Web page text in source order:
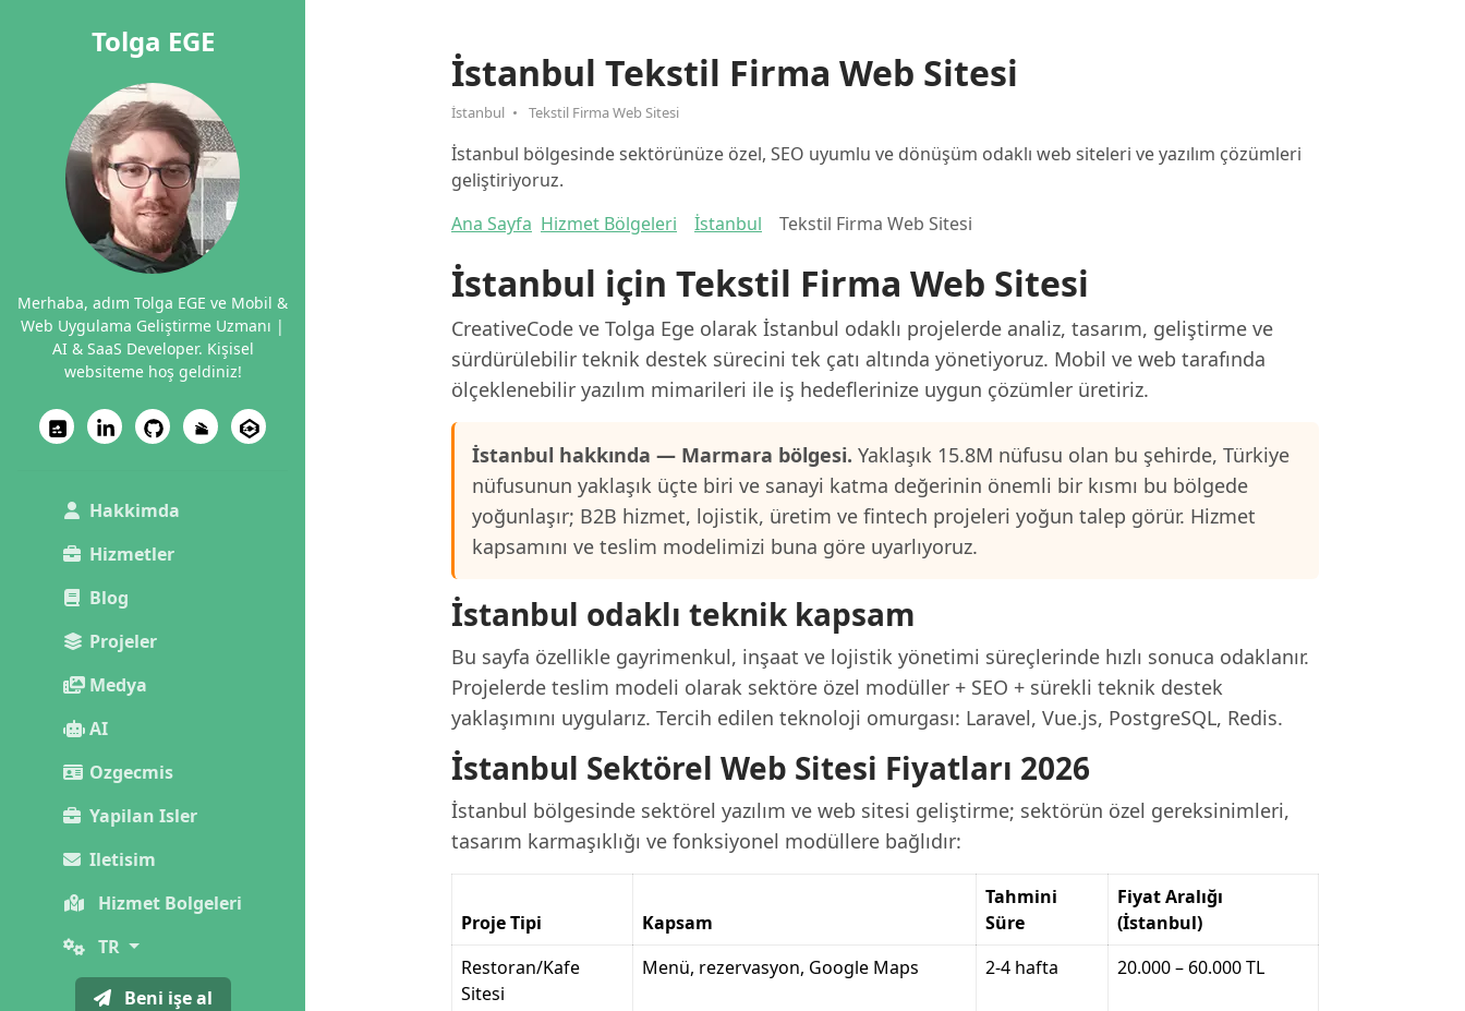
Tolga EGE
Merhaba, adım Tolga EGE ve Mobil &
Web Uygulama Geliştirme Uzmanı |
AI & SaaS Developer. Kişisel
websiteme hoş geldiniz!
Hakkimda
Hizmetler
Blog
Projeler
Medya
AI
Ozgecmis
Yapilan Isler
Iletisim
Hizmet Bolgeleri
TR
Beni işe al
İstanbul Tekstil Firma Web Sitesi
İstanbul Tekstil Firma Web Sitesi
İstanbul bölgesinde sektörünüze özel, SEO uyumlu ve dönüşüm odaklı web siteleri ve yazılım çözümleri
geliştiriyoruz.
Ana Sayfa Hizmet Bölgeleri İstanbul Tekstil Firma Web Sitesi
İstanbul için Tekstil Firma Web Sitesi
CreativeCode ve Tolga Ege olarak İstanbul odaklı projelerde analiz, tasarım, geliştirme ve
sürdürülebilir teknik destek sürecini tek çatı altında yönetiyoruz. Mobil ve web tarafında
ölçeklenebilir yazılım mimarileri ile iş hedeflerinize uygun çözümler üretiriz.
İstanbul hakkında — Marmara bölgesi. Yaklaşık 15.8M nüfusu olan bu şehirde, Türkiye
nüfusunun yaklaşık üçte biri ve sanayi katma değerinin önemli bir kısmı bu bölgede
yoğunlaşır; B2B hizmet, lojistik, üretim ve fintech projeleri yoğun talep görür. Hizmet
kapsamını ve teslim modelimizi buna göre uyarlıyoruz.
İstanbul odaklı teknik kapsam
Bu sayfa özellikle gayrimenkul, inşaat ve lojistik yönetimi süreçlerinde hızlı sonuca odaklanır.
Projelerde teslim modeli olarak sektöre özel modüller + SEO + sürekli teknik destek
yaklaşımını uygularız. Tercih edilen teknoloji omurgası: Laravel, Vue.js, PostgreSQL, Redis.
İstanbul Sektörel Web Sitesi Fiyatları 2026
İstanbul bölgesinde sektörel yazılım ve web sitesi geliştirme; sektörün özel gereksinimleri,
tasarım karmaşıklığı ve fonksiyonel modüllere bağlıdır:
Proje Tipi Kapsam
Tahmini
Süre
Fiyat Aralığı
(İstanbul)
Restoran/Kafe
Sitesi
Menü, rezervasyon, Google Maps 2-4 hafta 20.000 – 60.000 TL